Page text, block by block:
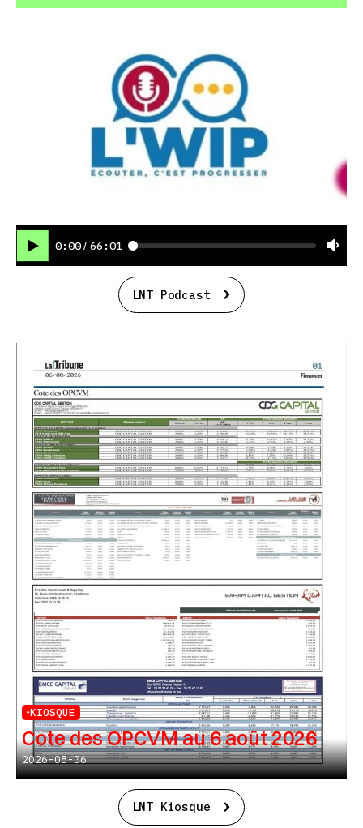
0:00 / 66:01
LNT Podcast
KIOSQUE
Cote des OPCVM au 6 août 2026
2026-08-06
LNT Kiosque